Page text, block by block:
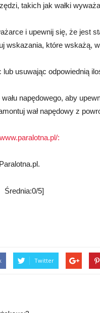
takich jak wałki
i upewnij się, że jest
wskazania, które wskażą,
lub usuwając odpowiednią
napędowego, aby
wał napędowy z
:
Średnia:0/5]
Twitter